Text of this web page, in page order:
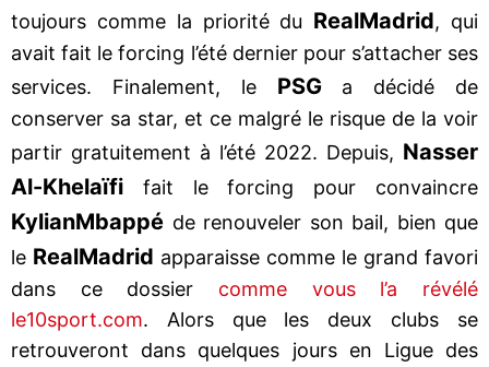
toujours comme la priorité du RealMadrid, qui
avait fait le forcing l’été dernier pour s’attacher ses
services. Finalement, le PSGa décidé de
conserver sa star, et ce malgré le risque de la voir
partir gratuitement à l’été 2022. Depuis, Nasser
Al-Khelaïfi fait le forcing pour convaincre
KylianMbappé de renouveler son bail, bien que
le RealMadrid apparaisse comme le grand favori
dans ce dossier comme vous l’a révélé
le10sport.com. Alors que les deux clubs se
retrouveront dans quelques jours en Ligue des